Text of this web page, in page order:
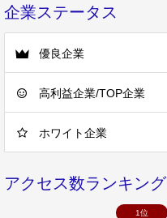
企業ステータス
優良企業
高利益企業/TOP企業
ホワイト企業
アクセス数ランキング
1位